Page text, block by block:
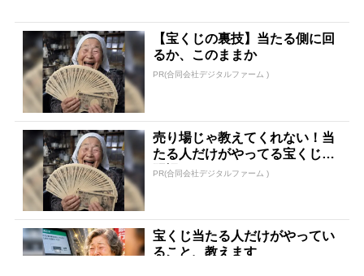
【宝くじの裏技】当たる側に回
るか、このままか
PR(合同会社デジタルファーム )
売り場じゃ教えてくれない！当
たる人だけがやってる宝くじの
習慣
PR(合同会社デジタルファーム )
宝くじ当たる人だけがやってい
ること、教えます